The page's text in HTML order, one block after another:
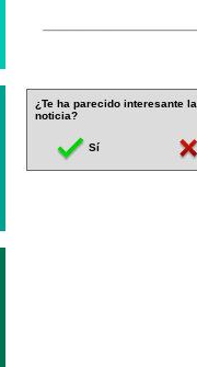
¿Te ha parecido interesante la
noticia?
Sí